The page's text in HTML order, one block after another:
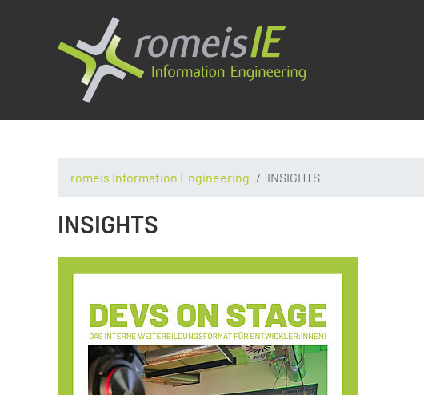
romeis Information Engineering INSIGHTS
INSIGHTS